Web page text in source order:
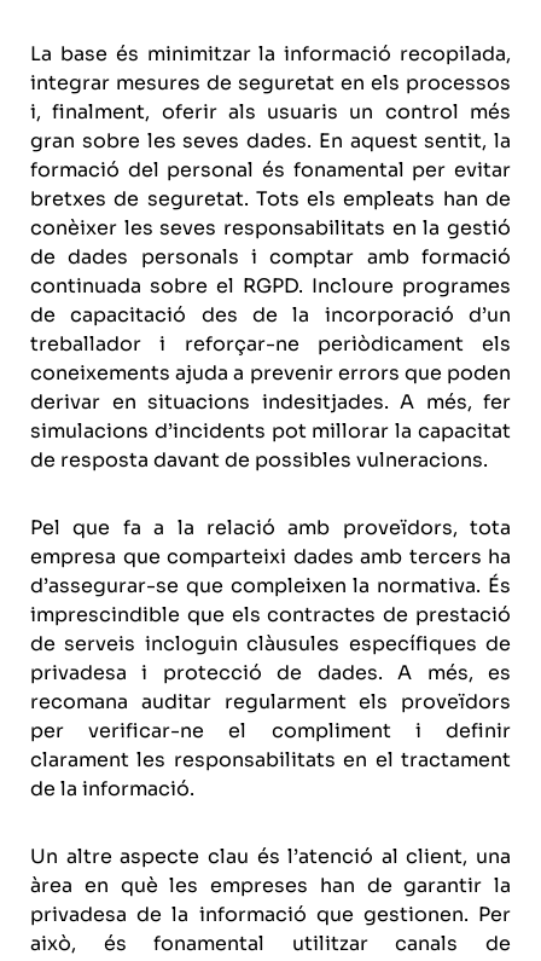
La base és minimitzar la informació recopilada,
integrar mesures de seguretat en els processos
i, finalment, oferir als usuaris un control més
gran sobre les seves dades. En aquest sentit, la
formació del personal és fonamental per evitar
bretxes de seguretat. Tots els empleats han de
conèixer les seves responsabilitats en la gestió
de dades personals i comptar amb formació
continuada sobre el RGPD. Incloure programes
de capacitació des de la incorporació d’un
treballador i reforçar-ne periòdicament els
coneixements ajuda a prevenir errors que poden
derivar en situacions indesitjades. A més, fer
simulacions d’incidents pot millorar la capacitat
de resposta davant de possibles vulneracions.
Pel que fa a la relació amb proveïdors, tota
empresa que comparteixi dades amb tercers ha
d’assegurar-se que compleixen la normativa. És
imprescindible que els contractes de prestació
de serveis incloguin clàusules específiques de
privadesa i protecció de dades. A més, es
recomana auditar regularment els proveïdors
per verificar-ne el compliment i definir
clarament les responsabilitats en el tractament
de la informació.
Un altre aspecte clau és l’atenció al client, una
àrea en què les empreses han de garantir la
privadesa de la informació que gestionen. Per
això, és fonamental utilitzar canals de